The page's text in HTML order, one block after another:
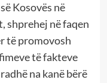
Kosovës në
shprehej në faqen
të promovosh
të fakteve
na kanë bërë